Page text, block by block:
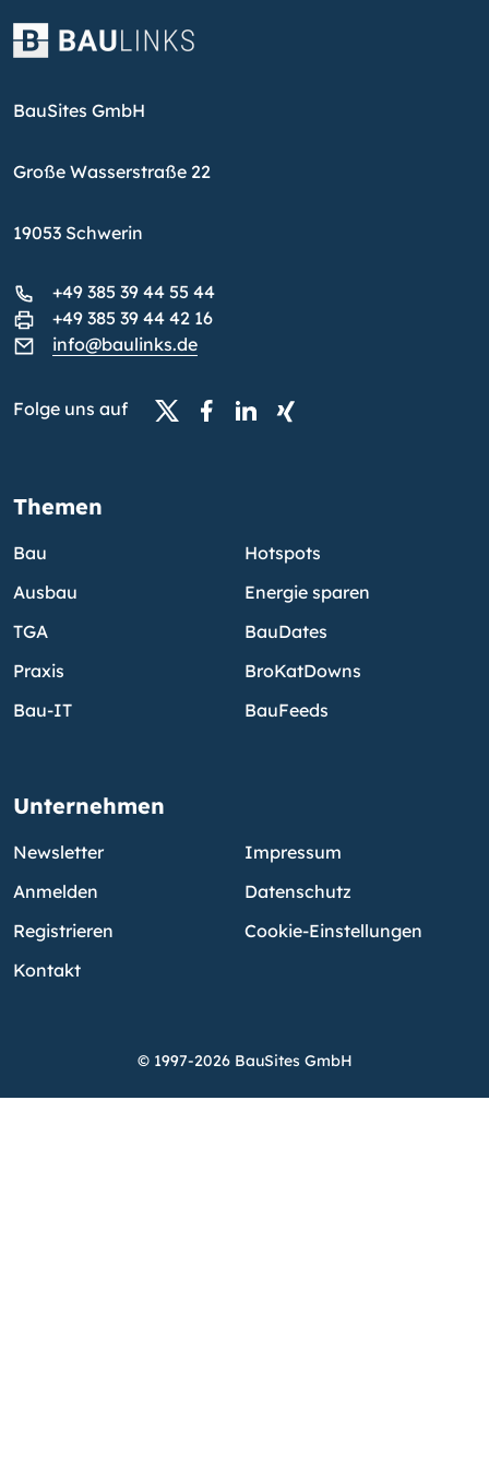
BauSites GmbH
Große Wasserstraße 22
19053 Schwerin
+49 385 39 44 55 44
+49 385 39 44 42 16
info@baulinks.de
Folge uns auf
Themen
Bau
Ausbau
TGA
Praxis
Bau-IT
Hotspots
Energie sparen
BauDates
BroKatDowns
BauFeeds
Unternehmen
Newsletter
Anmelden
Registrieren
Kontakt
Impressum
Datenschutz
Cookie-Einstellungen
© 1997-2026 BauSites GmbH